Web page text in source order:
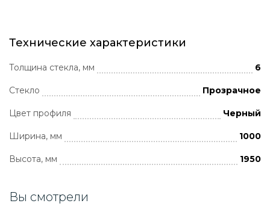
Технические характеристики
Толщина стекла, мм 6
Стекло Прозрачное
Цвет профиля Черный
Ширина, мм 1000
Высота, мм 1950
Вы смотрели